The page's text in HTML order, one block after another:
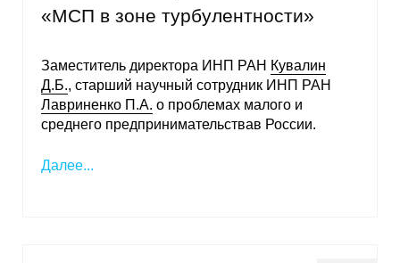
экономика России»
Кафедра МФТИ
Кафедра МАДИ
«МСП в зоне турбулентности»
Заместитель директора ИНП РАН Кувалин
Д.Б., старший научный сотрудник ИНП РАН
Лавриненко П.А. о проблемах малого и
среднего предпринимательствав России.
Далее...